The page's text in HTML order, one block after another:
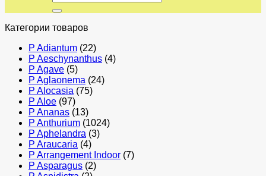
Категории товаров
P Adiantum (22)
P Aeschynanthus (4)
P Agave (5)
P Aglaonema (24)
P Alocasia (75)
P Aloe (97)
P Ananas (13)
P Anthurium (1024)
P Aphelandra (3)
P Araucaria (4)
P Arrangement Indoor (7)
P Asparagus (2)